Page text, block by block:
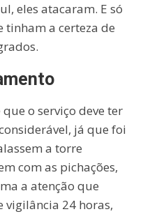
eles atacaram. E só
a certeza de
o serviço deve ter
já que foi
a torre
com as pichações,
a atenção que
vigilância 24 horas,